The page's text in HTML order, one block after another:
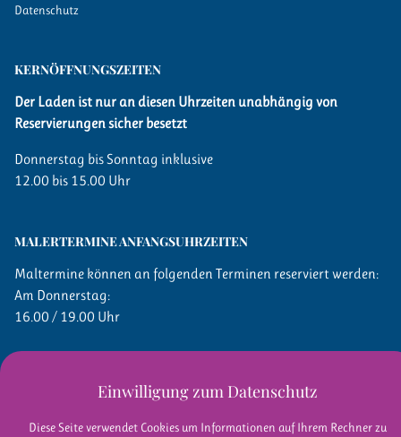
Datenschutz
KERN­ÖFFNUNGSZEITEN
Der Laden ist nur an diesen Uhrzeiten unabhängig von
Reservierungen sicher besetzt
Donnerstag bis Sonntag inklusive
12.00 bis 15.00 Uhr
MALERTERMINE ANFANGSUHRZEITEN
Maltermine können an folgenden Terminen reserviert werden:
Am Donnerstag:
16.00 / 19.00 Uhr
10.00 / 13.00 / 16.00 Uhr
Einwilligung zum Datenschutz
Diese Seite verwendet Cookies um Informationen auf Ihrem Rechner zu